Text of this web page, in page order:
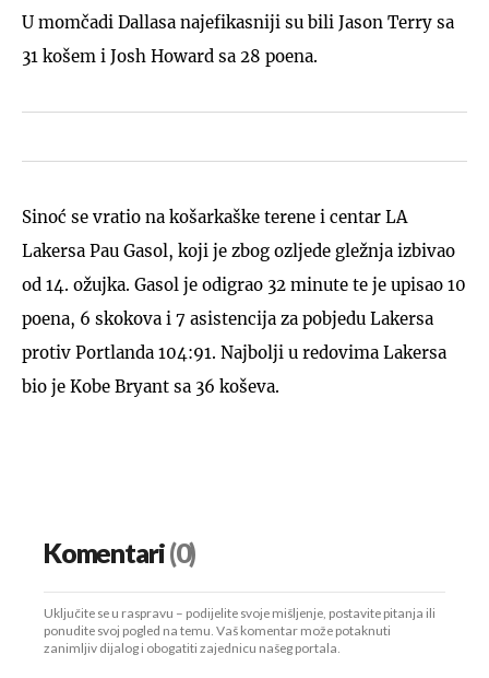
U momčadi Dallasa najefikasniji su bili Jason Terry sa
31 košem i Josh Howard sa 28 poena.
Sinoć se vratio na košarkaške terene i centar LA
Lakersa Pau Gasol, koji je zbog ozljede gležnja izbivao
od 14. ožujka. Gasol je odigrao 32 minute te je upisao 10
poena, 6 skokova i 7 asistencija za pobjedu Lakersa
protiv Portlanda 104:91. Najbolji u redovima Lakersa
bio je Kobe Bryant sa 36 koševa.
Komentari(0)
Uključite se u raspravu – podijelite svoje mišljenje, postavite pitanja ili
ponudite svoj pogled na temu. Vaš komentar može potaknuti
zanimljiv dijalog i obogatiti zajednicu našeg portala.